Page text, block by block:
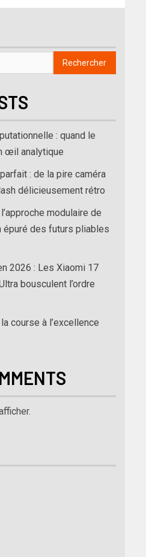
Rechercher
: quand le
œil analytique
: de la pire caméra
délicieusement rétro
modulaire de
des futurs pliables
2026 : Les Xiaomi 17
bousculent l’ordre
course à l’excellence